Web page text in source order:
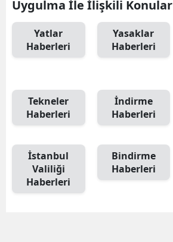
Uygulma İle İlişkili Konular
Yatlar
Haberleri
Yasaklar
Haberleri
Tekneler
Haberleri
İndirme
Haberleri
İstanbul
Valiliği
Haberleri
Bindirme
Haberleri